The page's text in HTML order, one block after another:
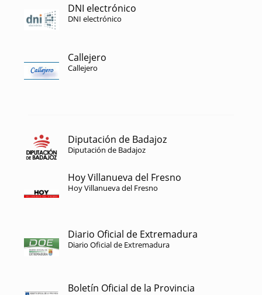
DNI electrónico
DNI electrónico
Callejero
Callejero
Diputación de Badajoz
Diputación de Badajoz
Hoy Villanueva del Fresno
Hoy Villanueva del Fresno
Diario Oficial de Extremadura
Diario Oficial de Extremadura
Boletín Oficial de la Provincia